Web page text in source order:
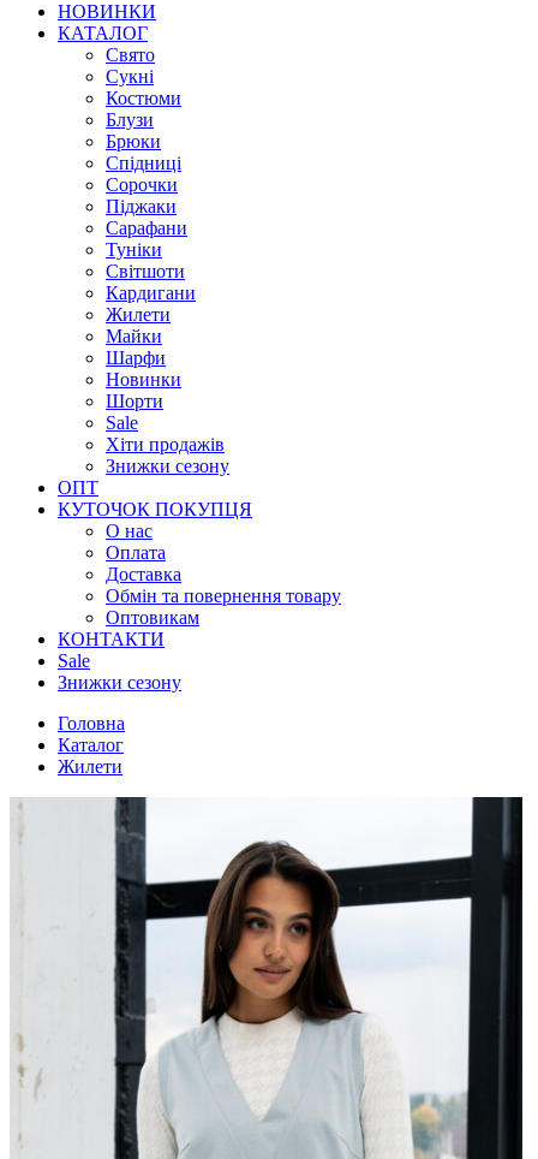
НОВИНКИ
КАТАЛОГ
Свято
Сукні
Костюми
Блузи
Брюки
Спідниці
Сорочки
Піджаки
Сарафани
Туніки
Світшоти
Кардигани
Жилети
Майки
Шарфи
Новинки
Шорти
Sale
Хіти продажів
Знижки сезону
ОПТ
КУТОЧОК ПОКУПЦЯ
О нас
Оплата
Доставка
Обмін та повернення товару
Оптовикам
КОНТАКТИ
Sale
Знижки сезону
Головна
Каталог
Жилети